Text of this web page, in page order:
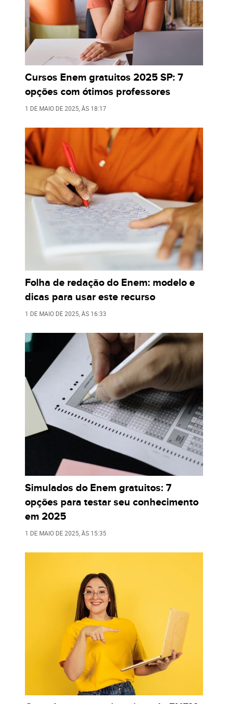
Cursos Enem gratuitos 2025 SP: 7
opções com ótimos professores
1 DE MAIO DE 2025 , ÀS 18:17
Folha de redação do Enem: modelo e
dicas para usar este recurso
1 DE MAIO DE 2025 , ÀS 16:33
Simulados do Enem gratuitos: 7
opções para testar seu conhecimento
em 2025
1 DE MAIO DE 2025 , ÀS 15:35